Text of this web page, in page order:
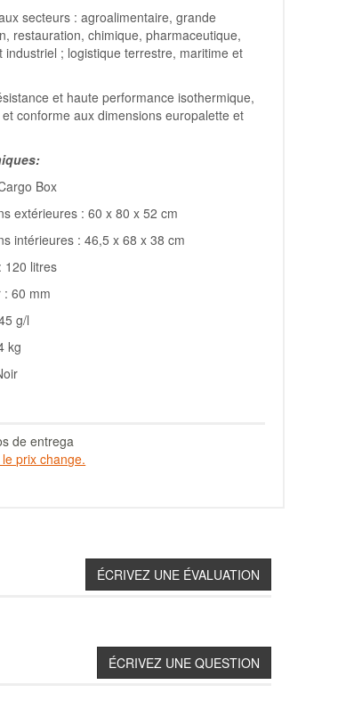
secteurs : agroalimentaire, grande
restauration, chimique, pharmaceutique,
industriel ; logistique terrestre, maritime et
et haute performance isothermique,
conforme aux dimensions europalette et
Box
extérieures : 60 x 80 x 52 cm
intérieures : 46,5 x 68 x 38 cm
120 litres
: 60 mm
g/l
kg
de entrega
prix change.